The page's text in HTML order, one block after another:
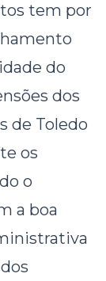
tem por
do
dos
de Toledo
os
o
a boa